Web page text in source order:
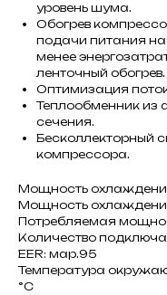
уровень шума.
Обогрев
подачи питания на
менее
ленточный обогрев.
Оптимизация
Теплообменник из
сечения.
Бесколлекторный
компрессора.
Мощность
Мощность
Потребляемая
Количество
EER: мар.95
Температура
°C